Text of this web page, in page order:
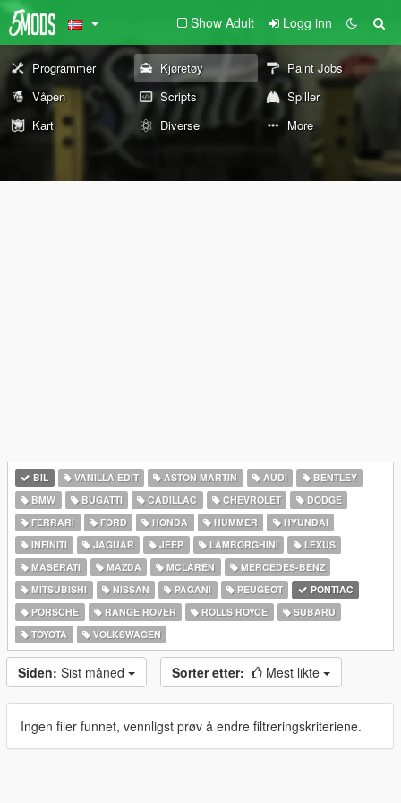
Show Adult Logg inn
Programmer Kjøretøy
Paint Jobs
Våpen
Scripts
Spiller
Kart
Diverse More
BIL VANILLA EDIT ASTON MARTIN AUDI
BENTLEY
BMW
BUGATTI CADILLAC CHEVROLET
DODGE
FERRARI
FORD HONDA HUMMER
HYUNDAI
INFINITI
JAGUAR JEEP LAMBORGHINI
LEXUS
MASERATI
MAZDA MCLAREN
MERCEDES-BENZ
MITSUBISHI
NISSAN PAGANI PEUGEOT
PONTIAC
PORSCHE
RANGE ROVER ROLLS ROYCE
SUBARU
TOYOTA
VOLKSWAGEN
Siden: Sist måned Sorter etter: Mest likte
Ingen filer funnet, vennligst prøv å endre filtreringskriteriene.